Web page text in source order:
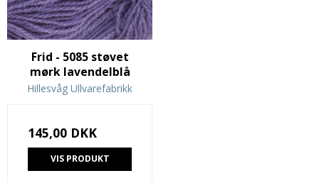
Frid - 5085 støvet
mørk lavendelblå
Hillesvåg Ullvarefabrikk
145,00 DKK
VIS PRODUKT